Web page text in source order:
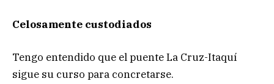
Celosamente custodiados
Tengo entendido que el puente La Cruz-Itaquí
sigue su curso para concretarse.